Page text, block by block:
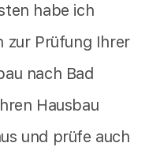
habe ich
zur Prüfung Ihrer
nach Bad
Hausbau
und prüfe auch